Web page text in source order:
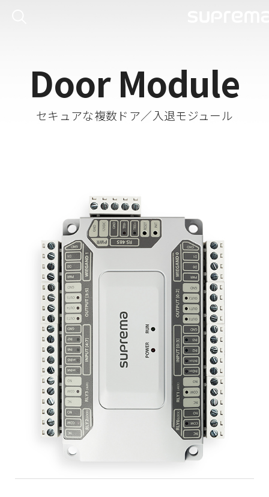
Door Module
セキュアな複数ドア／入退モジュール